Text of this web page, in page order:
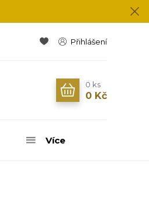
Přihlášení
0 ks
0 Kč
Více